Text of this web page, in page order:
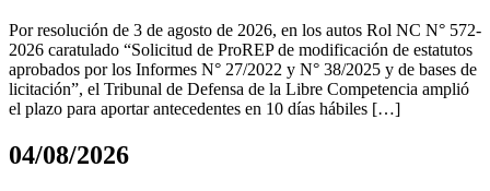
Por resolución de 3 de agosto de 2026, en los autos Rol NC N° 572-
2026 caratulado “Solicitud de ProREP de modificación de estatutos
aprobados por los Informes N° 27/2022 y N° 38/2025 y de bases de
licitación”, el Tribunal de Defensa de la Libre Competencia amplió
el plazo para aportar antecedentes en 10 días hábiles […]
04/08/2026